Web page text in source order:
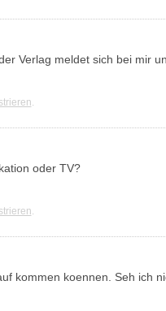
Verlag meldet sich bei mir
oder TV?
kommen koennen. Seh ich